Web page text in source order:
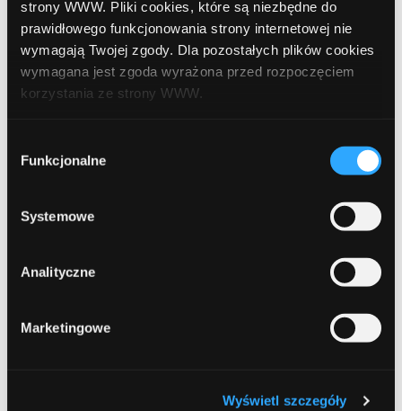
strony WWW. Pliki cookies, które są niezbędne do
prawidłowego funkcjonowania strony internetowej nie
wymagają Twojej zgody. Dla pozostałych plików cookies
wymagana jest zgoda wyrażona przed rozpoczęciem
korzystania ze strony WWW.
formy korzystania z plików cookies. Więcej:
Polityka
zgody
Funkcjonalne
Systemowe
Analityczne
Marketingowe
Wyświetl szczegóły
grudzień 2018
listopad 2018
październik 2018
sierpień 2018
czerwiec 2018
grudzień 2017